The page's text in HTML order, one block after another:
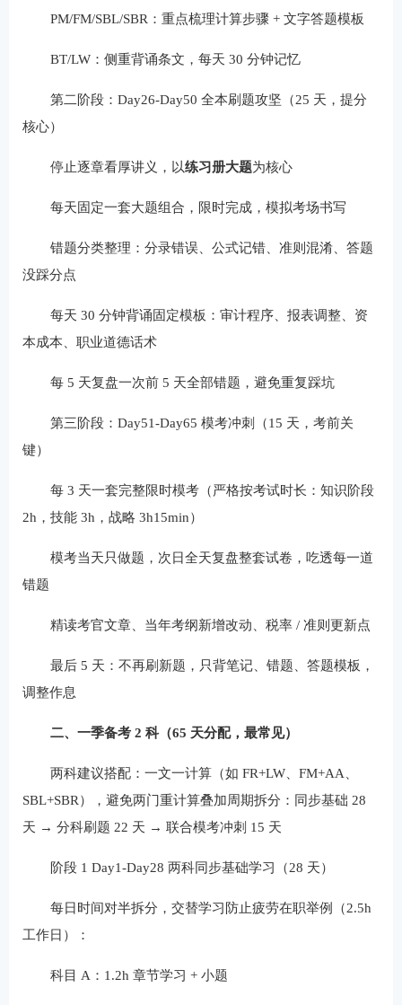
PM/FM/SBL/SBR：重点梳理计算步骤 + 文字答题模板
BT/LW：侧重背诵条文，每天 30 分钟记忆
第二阶段：Day26-Day50 全本刷题攻坚（25 天，提分
核心）
停止逐章看厚讲义，以练习册大题为核心
每天固定一套大题组合，限时完成，模拟考场书写
错题分类整理：分录错误、公式记错、准则混淆、答题
没踩分点
每天 30 分钟背诵固定模板：审计程序、报表调整、资
本成本、职业道德话术
每 5 天复盘一次前 5 天全部错题，避免重复踩坑
第三阶段：Day51-Day65 模考冲刺（15 天，考前关
键）
每 3 天一套完整限时模考（严格按考试时长：知识阶段
2h，技能 3h，战略 3h15min）
模考当天只做题，次日全天复盘整套试卷，吃透每一道
错题
精读考官文章、当年考纲新增改动、税率 / 准则更新点
最后 5 天：不再刷新题，只背笔记、错题、答题模板，
调整作息
二、一季备考 2 科（65 天分配，最常见）
两科建议搭配：一文一计算（如 FR+LW、FM+AA、
SBL+SBR），避免两门重计算叠加周期拆分：同步基础 28
天 → 分科刷题 22 天 → 联合模考冲刺 15 天
阶段 1 Day1-Day28 两科同步基础学习（28 天）
每日时间对半拆分，交替学习防止疲劳在职举例（2.5h
工作日）：
科目 A：1.2h 章节学习 + 小题